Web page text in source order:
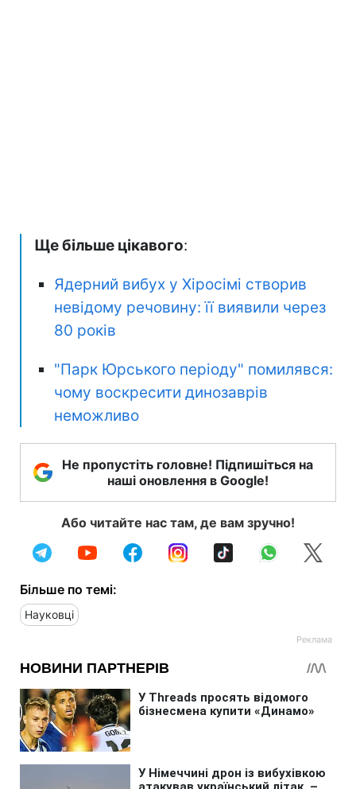
Ще більше цікавого:
Ядерний вибух у Хіросімі створив
невідому речовину: її виявили через
80 років
"Парк Юрського періоду" помилявся:
чому воскресити динозаврів
неможливо
Не пропустіть головне! Підпишіться на
наші оновлення в Google!
Або читайте нас там, де вам зручно!
Більше по темі:
Науковці